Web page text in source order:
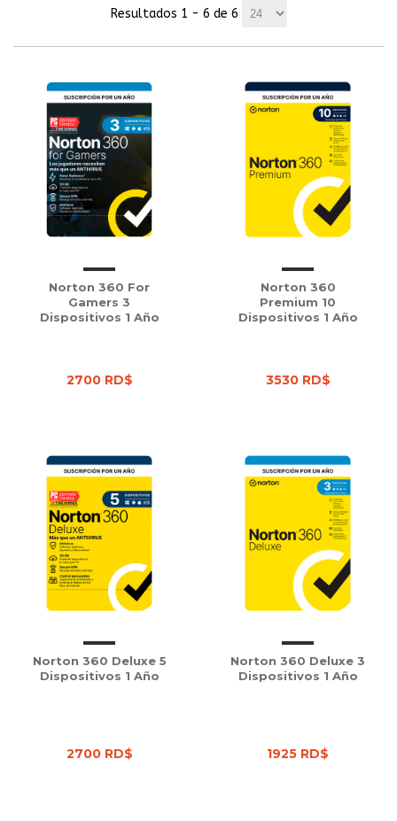
Resultados 1 - 6 de 6
Norton 360 For
Gamers 3
Dispositivos 1 Año
2700 RD$
Norton 360
Premium 10
Dispositivos 1 Año
3530 RD$
Norton 360 Deluxe 5
Dispositivos 1 Año
2700 RD$
Norton 360 Deluxe 3
Dispositivos 1 Año
1925 RD$